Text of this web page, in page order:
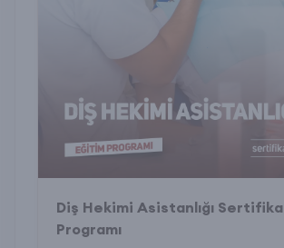
Diş Hekimi Asistanlığı Sertifika
Programı